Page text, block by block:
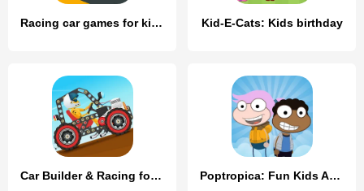
Racing car games for kids 2-5 Kid-E-Cats: Kids birthday
Car Builder & Racing for Kids Poptropica: Fun Kids Adventure